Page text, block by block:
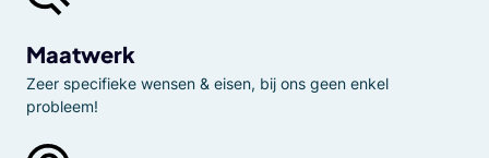
Maatwerk
Zeer specifieke wensen & eisen, bij ons geen enkel
probleem!